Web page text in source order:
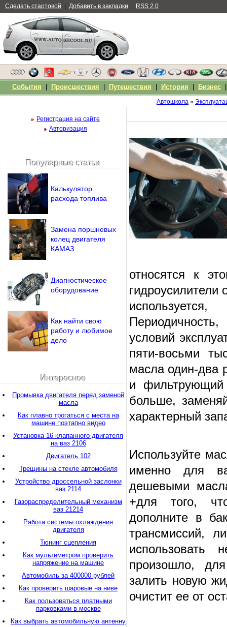
Автошкола »
относятся к
гидроусилители
условий
пяти-восьми
масла один-два
и фильтрующий
больше,
характерный
Используйте
именно для
дешевыми
+для того,
дополните в
трансмиссий,
использовать
произошло,
залить новую
очистит ее от
Регистрация на сайте
Авторизация
Напомнить пароль?
Популярные статьи
Калькулятор
расхода топлива
Замена поршневых
колец двигателя
КАМАЗ
Диагностическое
оборудование
Как найти свою
работу и любимое
дело
Интересное
Промывка двигателя перед заменой
масла
Как плавно трогаться с места на
машине поэтапно видео
Установка 16 клапанного двигателя
на ваз 2106
Двигатель 102
Трещины на стекле автомобиля
Устройство дроссельной заслонки
ваз 2114
Газораспределительный механизм
ваз 21214
Работа системы охлаждения
двигателя
Тюнинг сцепления
Как мультиметром проверить
напряжение на машине
Автомобиль за 400000 рублей
Как проверить шаровые на ниве
Как пользоваться платными
парковками в москве
Как выбрать автомобильную антенну
Сделать стартовой Добавить в закладки RSS 2.0
События Происшествия Путешествия История Бизнес